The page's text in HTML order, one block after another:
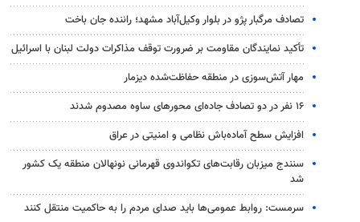
تصادف مرگبار پژو در بلوار وکیل‌آباد مشهد؛ راننده جان باخت
تأکید نمایندگان مقاومت بر ضرورت توقف مذاکرات دولت لبنان با اسرائیل
مهار آتش‌سوزی در منطقه حفاظت‌شده دیزمار
۱۶ نفر در دو تصادف جاده‌ای محورهای ساوه مصدوم شدند
افزایش سطح آماده‌باش نظامی و امنیتی در عراق
سنندج میزبان رقابت‌های تکواندوی قهرمانی نونهالان منطقه یک کشور
شد
سرمست: روابط عمومی‌ها باید صدای مردم را به حاکمیت منتقل کنند